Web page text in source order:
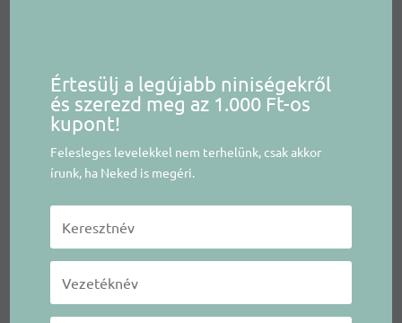
Értesülj a legújabb niniségekről
és szerezd meg az 1.000 Ft-os
kupont!
Felesleges levelekkel nem terhelünk, csak akkor
írunk, ha Neked is megéri.